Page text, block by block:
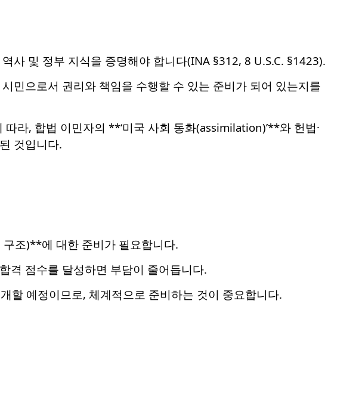
사 및 정부 지식을 증명해야 합니다(INA §312, 8 U.S.C. §1423).
민으로서 권리와 책임을 수행할 수 있는 준비가 되어 있는지를
라, 합법 이민자의 **‘미국 사회 동화(assimilation)’**와 헌법·
것입니다.
조)**에 대한 준비가 필요합니다.
격 점수를 달성하면 부담이 줄어듭니다.
할 예정이므로, 체계적으로 준비하는 것이 중요합니다.